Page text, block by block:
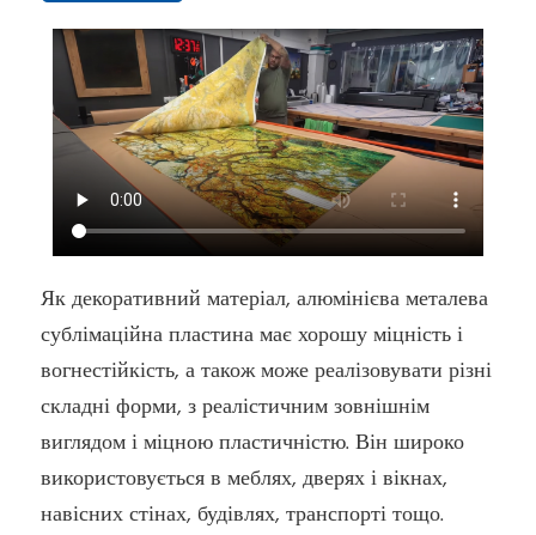
Як декоративний матеріал, алюмінієва металева
сублімаційна пластина має хорошу міцність і
вогнестійкість, а також може реалізовувати різні
складні форми, з реалістичним зовнішнім
виглядом і міцною пластичністю. Він широко
використовується в меблях, дверях і вікнах,
навісних стінах, будівлях, транспорті тощо.